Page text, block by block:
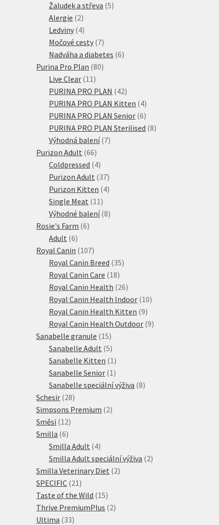
produktů
Žaludek a střeva 55
Alergie 22
produkty
Ledviny 44
produkty
Močové cesty 77
produktů
Nadváha a diabetes 66
Purina Pro Plan 8080
Live Clear 11 11
produktů
PURINA PRO PLAN 4242
produktů
PURINA PRO PLAN Kitten 44
produkty
PURINA PRO PLAN Senior 66
produktů
PURINA PRO PLAN Sterilised 88
Výhodná balení 77
Purizon Adult 6666
produktů
Coldpressed 44
produkty
Purizon Adult 3737
produktů
Purizon Kitten 44
Single Meat 11 11
produktů
Výhodné balení 88
Rosie's Farm 66
Adult 66
produktů
Royal Canin 107107
produktů
Royal Canin Breed 3535
Royal Canin Care 1818
produktů
Royal Canin Health 2626
produktů
Royal Canin Health Indoor 1010
Royal Canin Health Kitten 99
produktů
Royal Canin Health Outdoor 99
Sanabelle granule 1515
produktů
Sanabelle Adult 55
produktů
Sanabelle Kitten 1 1
produkt
Sanabelle Senior 1 1
produkt
Sanabelle speciální výživa 88
Schesir 2828
produktů
Simpsons Premium 22
Směsi 1212
Smilla 66
produktů
Smilla Adult 44
produkty
Smilla Adult speciální výživa 22
Smilla Veterinary Diet 22
SPECIFIC 21 21
produktů
Taste of the Wild 1515
produktů
Thrive PremiumPlus 22
Ultima 3333